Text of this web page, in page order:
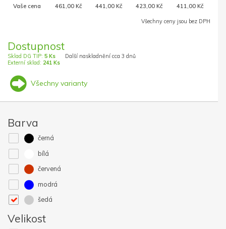
Vaše cena 461,00 Kč 441,00 Kč 423,00 Kč 411,00 Kč
Všechny ceny jsou bez DPH
Dostupnost
Sklad DG TIP: 5 Ks
Externí sklad: 241 Ks
Další naskladnění cca 3 dnů
Všechny varianty
Barva
černá
bílá
červená
modrá
šedá
Velikost